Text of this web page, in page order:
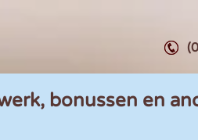
bonussen en